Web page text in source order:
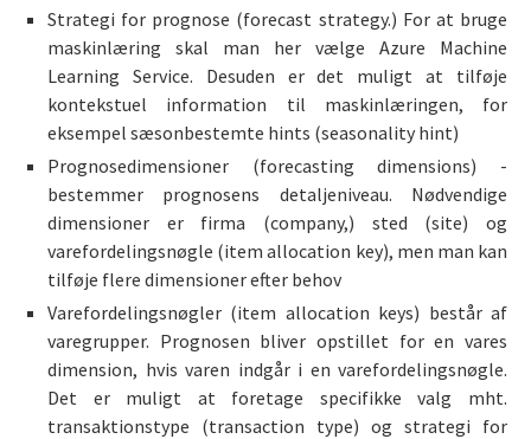
Strategi for prognose (forecast strategy.) For at bruge
maskinlæring skal man her vælge Azure Machine
Learning Service. Desuden er det muligt at tilføje
kontekstuel information til maskinlæringen, for
eksempel sæsonbestemte hints (seasonality hint)
Prognosedimensioner (forecasting dimensions) -
bestemmer prognosens detaljeniveau. Nødvendige
dimensioner er firma (company,) sted (site) og
varefordelingsnøgle (item allocation key), men man kan
tilføje flere dimensioner efter behov
Varefordelingsnøgler (item allocation keys) består af
varegrupper. Prognosen bliver opstillet for en vares
dimension, hvis varen indgår i en varefordelingsnøgle.
Det er muligt at foretage specifikke valg mht.
transaktionstype (transaction type) og strategi for